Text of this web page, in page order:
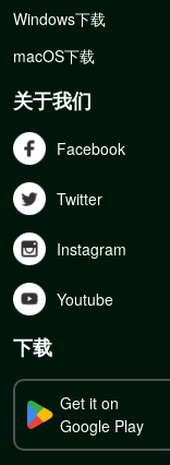
Windows下载
macOS下载
关于我们
Facebook
Twitter
Instagram
Youtube
下载
Get it on
Google Play